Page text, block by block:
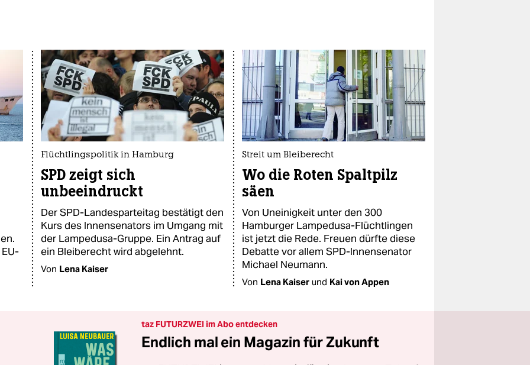
Flüchtlingspolitik in Hamburg
SPD zeigt sich
unbeeindruckt
Der SPD-Landesparteitag bestätigt den
Kurs des Innensenators im Umgang mit
der Lampedusa-Gruppe. Ein Antrag auf
ein Bleiberecht wird abgelehnt.
Von Lena Kaiser
Streit um Bleiberecht
Wo die Roten Spaltpilz
säen
Von Uneinigkeit unter den 300
Hamburger Lampedusa-Flüchtlingen
ist jetzt die Rede. Freuen dürfte diese
Debatte vor allem SPD-Innensenator
Michael Neumann.
Von Lena Kaiser und Kai von Appen
taz FUTURZWEI im Abo entdecken
Endlich mal ein Magazin für Zukunft